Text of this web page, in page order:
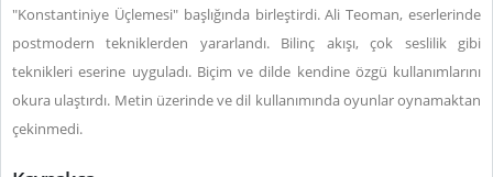
"Konstantiniye Üçlemesi" başlığında birleştirdi. Ali Teoman, eserlerinde
postmodern tekniklerden yararlandı. Bilinç akışı, çok seslilik gibi
teknikleri eserine uyguladı. Biçim ve dilde kendine özgü kullanımlarını
okura ulaştırdı. Metin üzerinde ve dil kullanımında oyunlar oynamaktan
çekinmedi.